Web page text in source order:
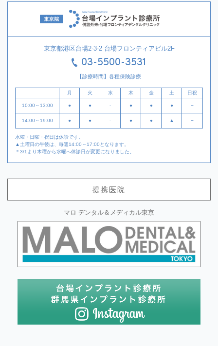
東京都港区台場2-3-2 台場フロンティアビル2F
03-5500-3531
【診療時間】各種保険診療
月 火 水 木 金 土 日祝
10:00～13:00 ● ● - ● ● ● −
14:00～19:00 ● ● - ● ● ▲ −
水曜・日曜・祝日は休診です。
▲土曜日の午後は、毎週14:00～17:00となります。
＊3/1より木曜から水曜へ休診日が変更になりました。
提携医院
マロ デンタル＆メディカル東京